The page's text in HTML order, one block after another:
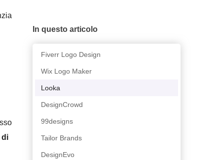
di
In questo articolo
Fiverr Logo Design
Wix Logo Maker
Looka
DesignCrowd
99designs
Tailor Brands
DesignEvo